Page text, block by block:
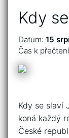
Kdy
Datum: 15
Čas k
Kdy se slaví
koná každý
České